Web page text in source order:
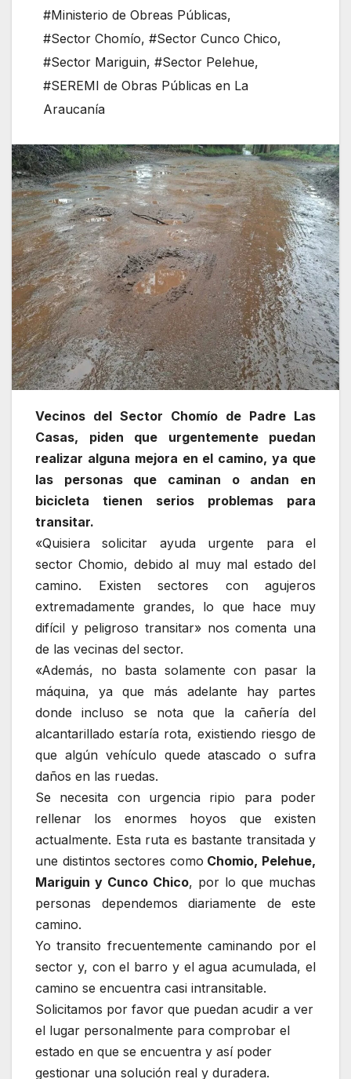
#Ministerio de Obreas Públicas,
#Sector Chomío, #Sector Cunco Chico,
#Sector Mariguin, #Sector Pelehue,
#SEREMI de Obras Públicas en La
Araucanía
Vecinos del Sector Chomío de Padre Las
Casas, piden que urgentemente puedan
realizar alguna mejora en el camino, ya que
las personas que caminan o andan en
bicicleta tienen serios problemas para
transitar.
«Quisiera solicitar ayuda urgente para el
sector Chomio, debido al muy mal estado del
camino. Existen sectores con agujeros
extremadamente grandes, lo que hace muy
difícil y peligroso transitar» nos comenta una
de las vecinas del sector.
«Además, no basta solamente con pasar la
máquina, ya que más adelante hay partes
donde incluso se nota que la cañería del
alcantarillado estaría rota, existiendo riesgo de
que algún vehículo quede atascado o sufra
daños en las ruedas.
Se necesita con urgencia ripio para poder
rellenar los enormes hoyos que existen
actualmente. Esta ruta es bastante transitada y
une distintos sectores como Chomio, Pelehue,
Mariguin y Cunco Chico, por lo que muchas
personas dependemos diariamente de este
camino.
Yo transito frecuentemente caminando por el
sector y, con el barro y el agua acumulada, el
camino se encuentra casi intransitable.
Solicitamos por favor que puedan acudir a ver
el lugar personalmente para comprobar el
estado en que se encuentra y así poder
gestionar una solución real y duradera.